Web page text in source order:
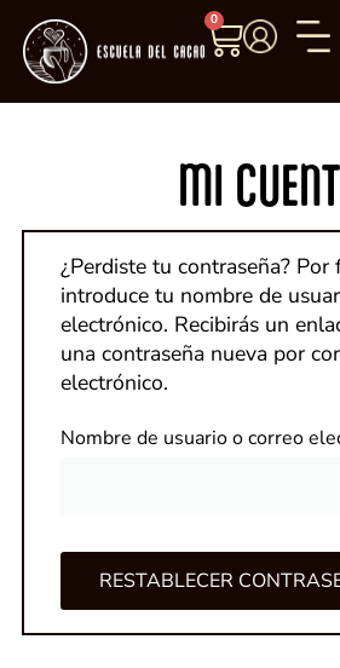
0
MI
¿Perdiste tu contraseña? Por
introduce tu nombre de
electrónico. Recibirás un
una contraseña nueva por
electrónico.
Nombre de usuario o correo
RESTABLECER